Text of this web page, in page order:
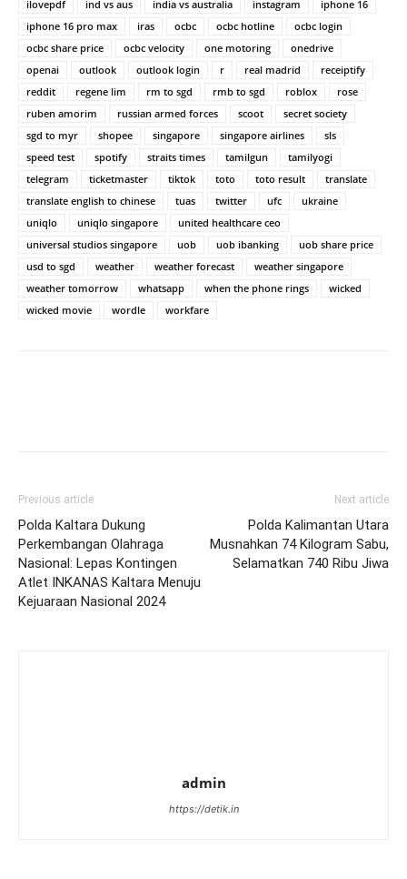
ilovepdf ind vs aus india vs australia instagram
iphone 16
iphone 16 pro max
iras ocbc ocbc hotline
ocbc login
ocbc share price
ocbc velocity one motoring
onedrive
openai
outlook outlook login r real madrid
receiptify
reddit
regene lim rm to sgd rmb to sgd roblox
rose
ruben amorim
russian armed forces scoot
secret society
sgd to myr
shopee singapore singapore airlines
sls
speed test
spotify straits times tamilgun
tamilyogi
telegram
ticketmaster tiktok toto toto result
translate
translate english to chinese
tuas twitter ufc
ukraine
uniqlo
uniqlo singapore
united healthcare ceo
universal studios singapore
uob uob ibanking
uob share price
usd to sgd
weather weather forecast
weather singapore
weather tomorrow
whatsapp when the phone rings
wicked
wicked movie
wordle workfare
Previous article
Polda Kaltara Dukung
Perkembangan Olahraga
Nasional: Lepas Kontingen
Atlet INKANAS Kaltara Menuju
Kejuaraan Nasional 2024
Next article
Polda Kalimantan Utara
Musnahkan 74 Kilogram Sabu,
Selamatkan 740 Ribu Jiwa
admin
https://detik.in